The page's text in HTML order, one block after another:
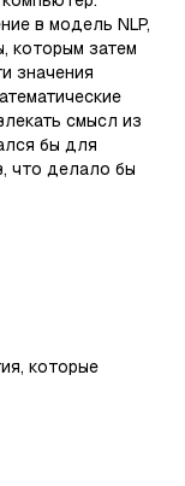
в модель NLP,
которым затем
значения
смысл из
бы для
что делало бы
которые